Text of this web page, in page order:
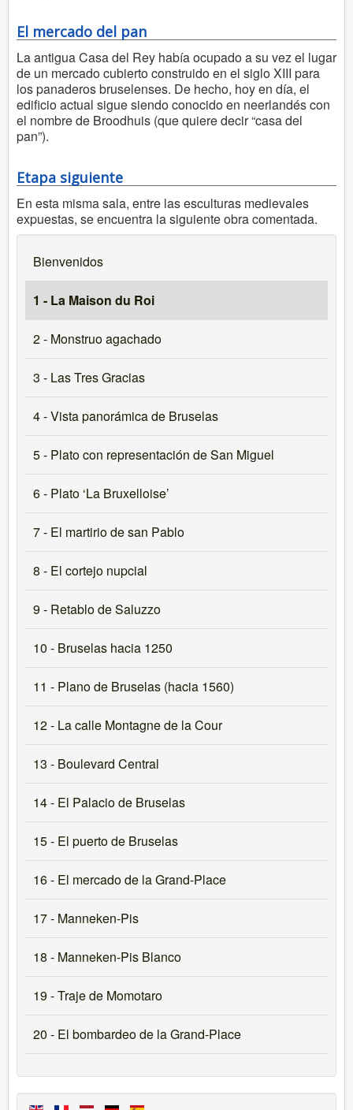
El mercado del pan
La antigua Casa del Rey había ocupado a su vez el lugar
de un mercado cubierto construido en el siglo XIII para
los panaderos bruselenses. De hecho, hoy en día, el
edificio actual sigue siendo conocido en neerlandés con
el nombre de Broodhuis (que quiere decir “casa del
pan”).
Etapa siguiente
En esta misma sala, entre las esculturas medievales
expuestas, se encuentra la siguiente obra comentada.
Bienvenidos
1 - La Maison du Roi
2 - Monstruo agachado
3 - Las Tres Gracias
4 - Vista panorámica de Bruselas
5 - Plato con representación de San Miguel
6 - Plato ‘La Bruxelloise’
7 - El martirio de san Pablo
8 - El cortejo nupcial
9 - Retablo de Saluzzo
10 - Bruselas hacia 1250
11 - Plano de Bruselas (hacia 1560)
12 - La calle Montagne de la Cour
13 - Boulevard Central
14 - El Palacio de Bruselas
15 - El puerto de Bruselas
16 - El mercado de la Grand-Place
17 - Manneken-Pis
18 - Manneken-Pis Blanco
19 - Traje de Momotaro
20 - El bombardeo de la Grand-Place